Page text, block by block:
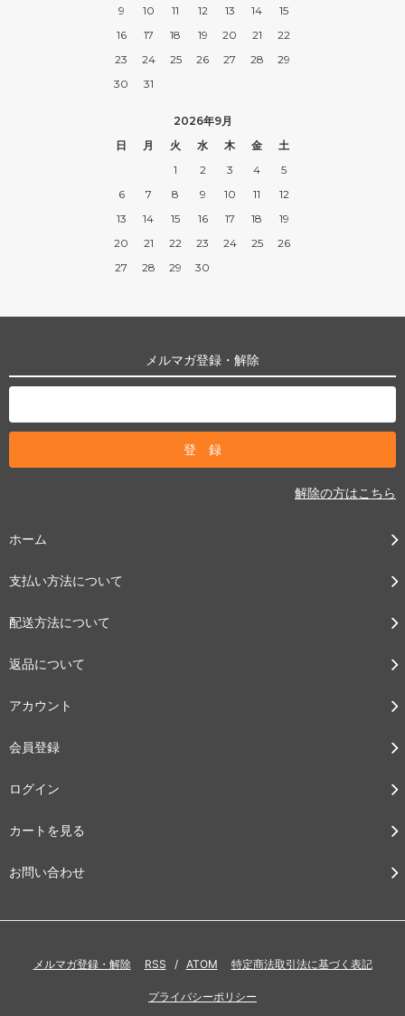
9
10 11 12 13 14
15
16
17 18 19 20 21
22
23
24 25 26 27 28
29
30
31
2026年9月
日
月 火 水 木 金
土
1
2 3 4
5
6
7 8 9 10 11
12
13
14 15 16 17 18
19
20
21 22 23 24 25
26
27
28 29 30
メルマガ登録・解除
解除の方はこちら
ホーム
支払い方法について
配送方法について
返品について
アカウント
会員登録
ログイン
カートを見る
お問い合わせ
メルマガ登録・解除 RSS / ATOM 特定商法取引法に基づく表記
プライバシーポリシー